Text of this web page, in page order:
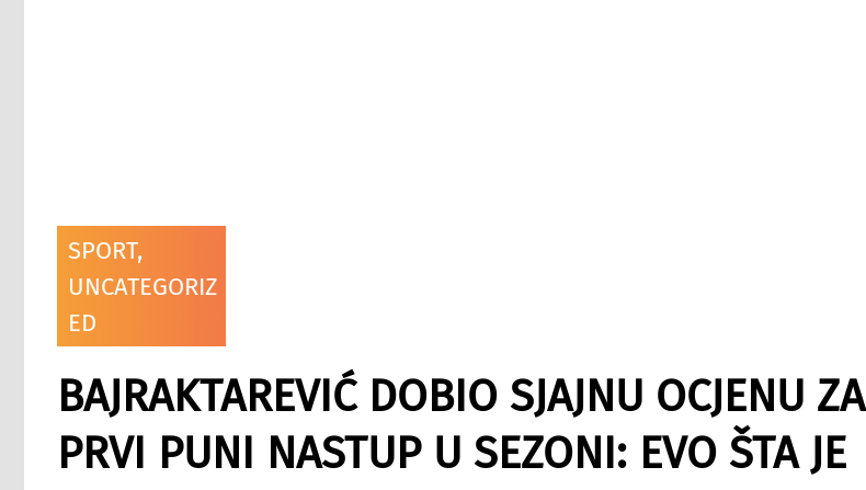
SPORT,
UNCATEGORIZ
ED
BAJRAKTAREVIĆ DOBIO SJAJNU OCJENU ZA
PRVI PUNI NASTUP U SEZONI: EVO ŠTA JE